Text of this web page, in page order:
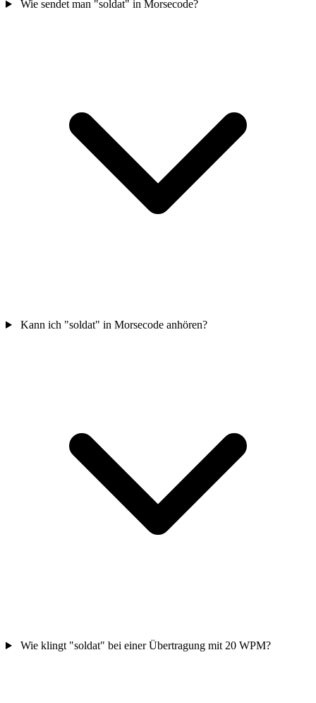
Wie sendet man "soldat" in Morsecode?
Kann ich "soldat" in Morsecode anhören?
Wie klingt "soldat" bei einer Übertragung mit 20 WPM?